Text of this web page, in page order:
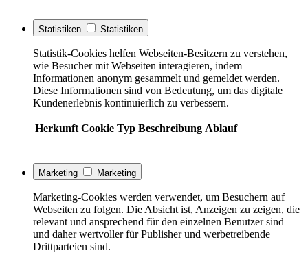
Statistiken Statistiken
Statistik-Cookies helfen Webseiten-Besitzern zu verstehen,
wie Besucher mit Webseiten interagieren, indem
Informationen anonym gesammelt und gemeldet werden.
Diese Informationen sind von Bedeutung, um das digitale
Kundenerlebnis kontinuierlich zu verbessern.
Herkunft Cookie Typ Beschreibung Ablauf
Marketing Marketing
Marketing-Cookies werden verwendet, um Besuchern auf
Webseiten zu folgen. Die Absicht ist, Anzeigen zu zeigen, die
relevant und ansprechend für den einzelnen Benutzer sind
und daher wertvoller für Publisher und werbetreibende
Drittparteien sind.